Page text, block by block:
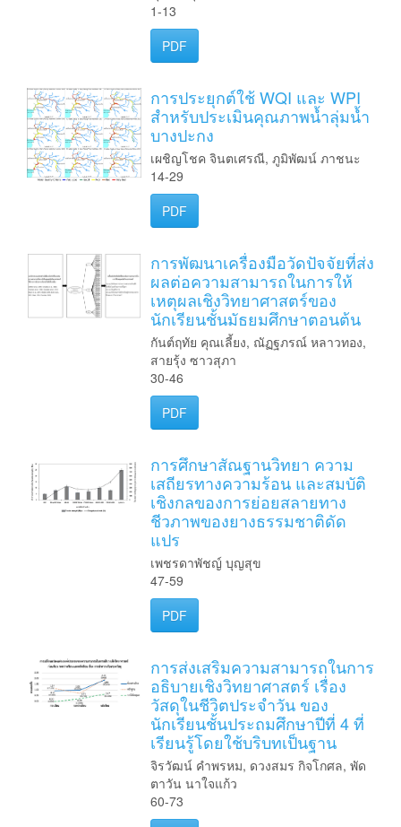
1-13
PDF
การประยุกต์ใช้ WQI และ WPI
สำหรับประเมินคุณภาพน้ำลุ่มน้ำ
บางปะกง
เผชิญโชค จินตเศรณี, ภูมิพัฒน์ ภาชนะ
14-29
PDF
การพัฒนาเครื่องมือวัดปัจจัยที่ส่ง
ผลต่อความสามารถในการให้
เหตุผลเชิงวิทยาศาสตร์ของ
นักเรียนชั้นมัธยมศึกษาตอนต้น
กันต์ฤทัย คุณเลี้ยง, ณัฏฐภรณ์ หลาวทอง,
สายรุ้ง ซาวสุภา
30-46
PDF
การศึกษาสัณฐานวิทยา ความ
เสถียรทางความร้อน และสมบัติ
เชิงกลของการย่อยสลายทาง
ชีวภาพของยางธรรมชาติดัด
แปร
เพชรดาพัชญ์ บุญสุข
47-59
PDF
การส่งเสริมความสามารถในการ
อธิบายเชิงวิทยาศาสตร์ เรื่อง
วัสดุในชีวิตประจำวัน ของ
นักเรียนชั้นประถมศึกษาปีที่ 4 ที่
เรียนรู้โดยใช้บริบทเป็นฐาน
จิรวัฒน์ คำพรหม, ดวงสมร กิจโกศล, พัด
ตาวัน นาใจแก้ว
60-73